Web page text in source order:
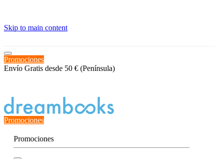
Skip to main content
Promociones
Envío Gratis desde 50 € (Península)
Promociones
Promociones
≡